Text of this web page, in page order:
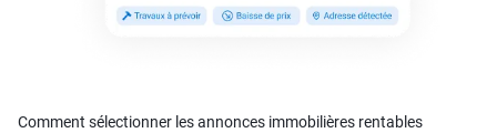
Comment sélectionner les annonces immobilières rentables